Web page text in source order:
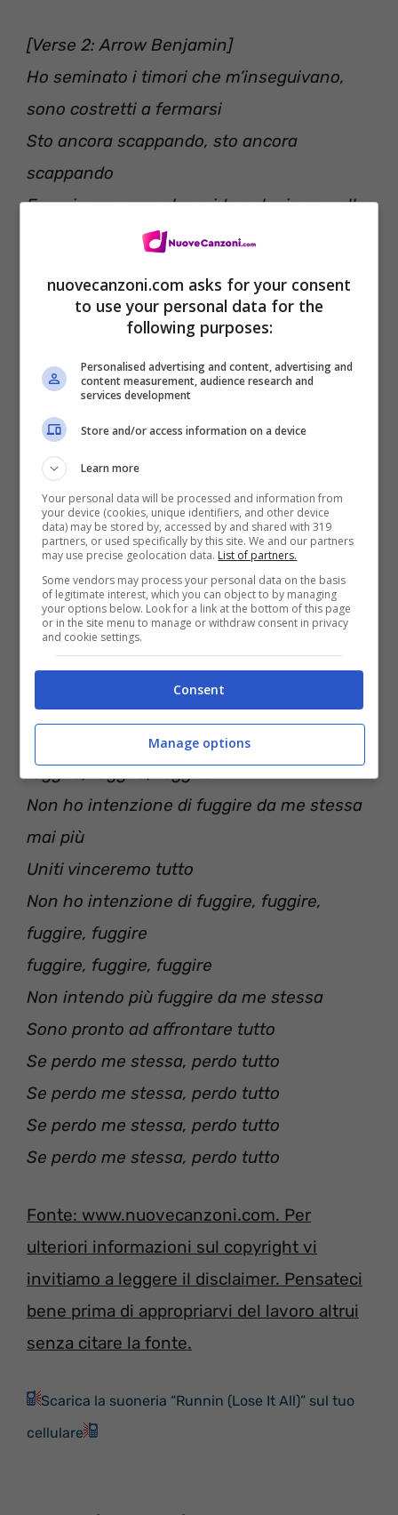
[Verse 2: Arrow Benjamin]
Ho seminato i timori che m’inseguivano,
sono costretti a fermarsi
Sto ancora scappando, sto ancora
scappando
E ogni voce voce che grida nel mio cervello,
mi accompagna sempre
[Pre-ritornello: Arrow Benjamin]
Dove altro posso andare? Dove posso
andare?
Inseguendoti, inseguendoti
[ritornello: Arrow Benjamin + Beyoncé]
Fuggire, fuggire, fuggire, fuggire
fuggire, fuggire, fuggire
Non ho intenzione di fuggire da me stessa
mai più
Uniti vinceremo tutto
Non ho intenzione di fuggire, fuggire,
fuggire, fuggire
fuggire, fuggire, fuggire
Non intendo più fuggire da me stessa
Sono pronto ad affrontare tutto
Se perdo me stessa, perdo tutto
Se perdo me stessa, perdo tutto
Se perdo me stessa, perdo tutto
Se perdo me stessa, perdo tutto
Fonte: www.nuovecanzoni.com. Per
ulteriori informazioni sul copyright vi
invitiamo a leggere il disclaimer. Pensateci
bene prima di appropriarvi del lavoro altrui
senza citare la fonte.
Scarica la suoneria “Runnin (Lose It All)” sul tuo
cellulare
nuovecanzoni.com asks for your consent
to use your personal data for the
following purposes:
Personalised advertising and content, advertising and
content measurement, audience research and
services development
Store and/or access information on a device
Learn more
Your personal data will be processed and information from
your device (cookies, unique identifiers, and other device
data) may be stored by, accessed by and shared with 319
partners, or used specifically by this site. We and our partners
may use precise geolocation data. List of partners.
Some vendors may process your personal data on the basis
of legitimate interest, which you can object to by managing
your options below. Look for a link at the bottom of this page
or in the site menu to manage or withdraw consent in privacy
and cookie settings.
Consent
Manage options